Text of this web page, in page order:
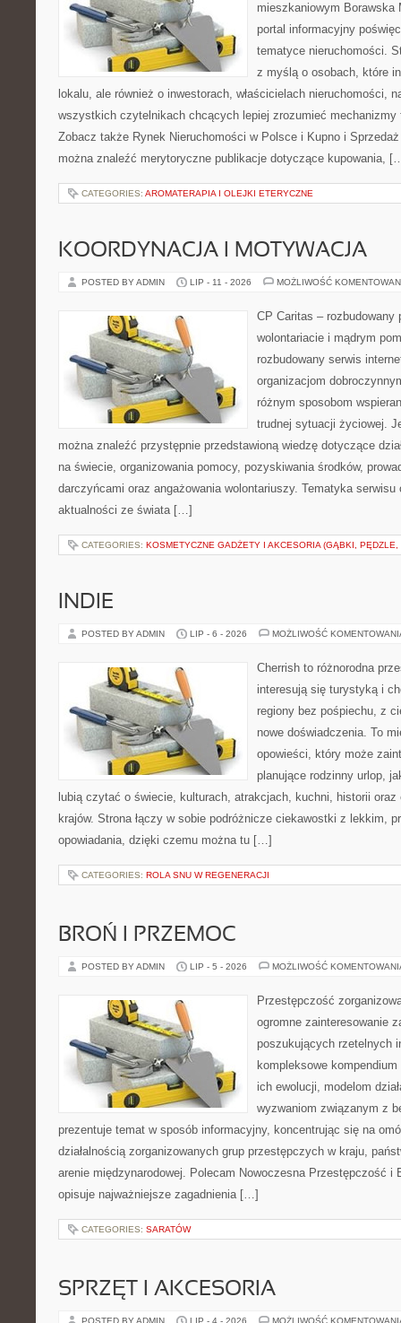
mieszkaniowym Borawska
portal informacyjny
tematyce nieruchomości.
z myślą o osobach, które
lokalu, ale również o inwestorach, właścicielach nieruchomości,
wszystkich czytelnikach chcących lepiej zrozumieć mechanizmy
Zobacz także Rynek Nieruchomości w Polsce i Kupno i
można znaleźć merytoryczne publikacje dotyczące kupowania,
CATEGORIES: AROMATERAPIA I OLEJKI ETERYCZNE
KOORDYNACJA I MOTYWACJA
POSTED BY ADMIN LIP - 11 - 2026 MOŻLIWOŚĆ
CP Caritas – rozbudowany
wolontariacie i mądrym
rozbudowany serwis
organizacjom
różnym sposobom
trudnej sytuacji życiowej.
można znaleźć przystępnie przedstawioną wiedzę dotyczące
na świecie, organizowania pomocy, pozyskiwania środków,
darczyńcami oraz angażowania wolontariuszy. Tematyka
aktualności ze świata […]
CATEGORIES: KOSMETYCZNE GADŻETY I AKCESORIA (GĄBKI, PĘDZLE,
INDIE
POSTED BY ADMIN LIP - 6 - 2026 MOŻLIWOŚĆ
Cherrish to różnorodna
interesują się turystyką i
regiony bez pośpiechu, z
nowe doświadczenia. To
opowieści, który może
planujące rodzinny urlop,
lubią czytać o świecie, kulturach, atrakcjach, kuchni, historii
krajów. Strona łączy w sobie podróżnicze ciekawostki z lekkim,
opowiadania, dzięki czemu można tu […]
CATEGORIES: ROLA SNU W REGENERACJI
BROŃ I PRZEMOC
POSTED BY ADMIN LIP - 5 - 2026 MOŻLIWOŚĆ
Przestępczość
ogromne zainteresowanie
poszukujących rzetelnych
kompleksowe
ich ewolucji, modelom
wyzwaniom związanym z
prezentuje temat w sposób informacyjny, koncentrując się na
działalnością zorganizowanych grup przestępczych w kraju,
arenie międzynarodowej. Polecam Nowoczesna Przestępczość i
opisuje najważniejsze zagadnienia […]
CATEGORIES: SARATÓW
SPRZĘT I AKCESORIA
POSTED BY ADMIN LIP - 4 - 2026 MOŻLIWOŚĆ